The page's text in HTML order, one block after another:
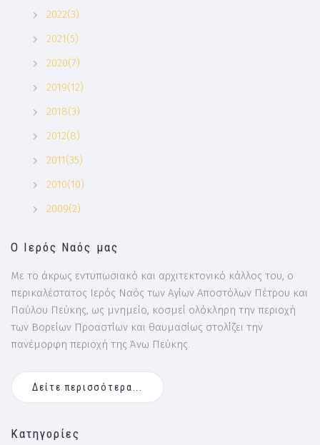
2022(3)
2021(5)
2020(7)
2019(12)
2018(3)
2012(8)
2011(35)
2010(10)
2009(2)
Ο Ιερός Ναός μας
Με το άκρως εντυπωσιακό και αρχιτεκτονικό κάλλος του, ο
περικαλέστατος Ιερός Ναός των Αγίων Αποστόλων Πέτρου και
Παύλου Πεύκης, ως μνημείο, κοσμεί ολόκληρη την περιοχή
των Βορείων Προαστίων και θαυμασίως στολίζει την
πανέμορφη περιοχή της Άνω Πεύκης.
Δείτε περισσότερα...
Κατηγορίες